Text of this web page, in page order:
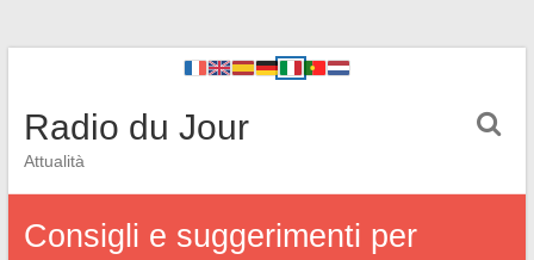
Radio du Jour
Attualità
Consigli e suggerimenti per